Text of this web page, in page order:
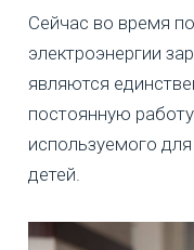
Сейчас во время
электроэнергии
являются
постоянную
используемого
детей.